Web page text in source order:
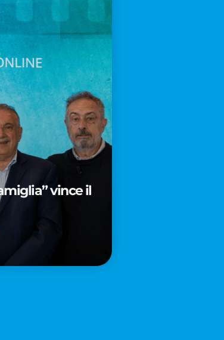
vince il